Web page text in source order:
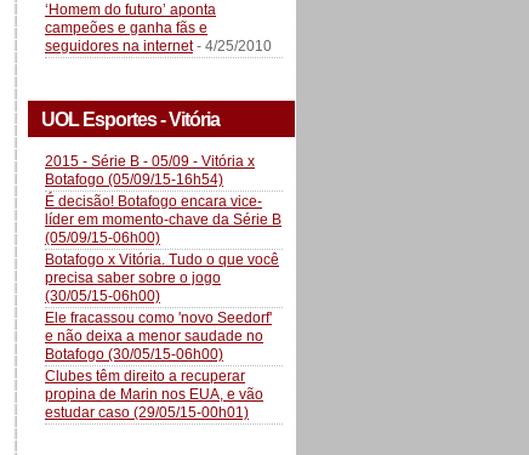
‘Homem do futuro’ aponta
campeões e ganha fãs e
seguidores na internet- 4/25/2010
UOL Esportes - Vitória
2015 - Série B - 05/09 - Vitória x
Botafogo (05/09/15-16h54)
É decisão! Botafogo encara vice-
líder em momento-chave da Série B
(05/09/15-06h00)
Botafogo x Vitória. Tudo o que você
precisa saber sobre o jogo
(30/05/15-06h00)
Ele fracassou como 'novo Seedorf'
e não deixa a menor saudade no
Botafogo (30/05/15-06h00)
Clubes têm direito a recuperar
propina de Marin nos EUA, e vão
estudar caso (29/05/15-00h01)